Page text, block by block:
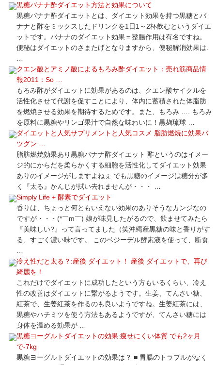
黒糖バナナ酢ダイエット方法と効果について
黒糖バナナ酢ダイエットとは、ダイエット効果を持つ黒糖とバ
ナナと酢をミックスしたドリンクを1日1～2杯飲むというダイエ
ットです。バナナのダイエット効果＝整腸作用は有名ですね。
便秘はダイエットのさまたげとなりますから、便秘解消効果は.
クエン酸とアミノ酸によるもろみ酢ダイエット：売れ筋商品情
報2011：So …
もろみ酢がダイエットに効果があるのは、クエン酸サイクルを
活性化させて代謝を促すことにより、体内に蓄積された体脂肪
を燃焼させる効果を期待するためです。また、もろみ …. もろみ
を原料に黒糖やリンゴ果汁で自然な味わいに！黒麹琉球 …
ダイエットと人気サプリメントと人気コスメ 脂肪燃焼に効果バ
ツグン …
脂肪燃焼効果あり黒糖バナナ酢ダイエット 酢というのはイメー
ジ的にからだを柔らかくする細胞を活性化してダイエット効果
ありのイメージがしますよねぇ でも黒糖のイメージは糖分が多
く『太る』かんじが拭い去れませんが・・・ …
Simply Life + 酵素でダイエット
香りは、ちょっと何ともいえない効果のありそうなカンジなの
ですが・・・(*￣m￣) 娘が味見したがるので、飲ませてみたら
『美味しい?』って言ってました（笑沖縄産黒糖の味と香りがす
る、すごく濃い味です。 このベジーデル酵素液を使って、断食
冷え性だと太る？:産後 ダイエット！ 産後 ダイエットで、再び
綺麗を！
これだけでダイエットに成功したという方もいるくらい、冷え
性の改善はダイエットに繋がるようです。生姜、てんさい糖、
紅茶で、生姜紅茶を作るのも良いようですね。生姜紅茶には、
黒糖やハチミツを使う方法もあるようですが、てんさい糖には
身体を温める効果が …
黒糖ヨーグルトダイエットの効果:痩せにくい体質 でも2ヶ月
で-7kg
黒糖ヨーグルトダイエットの効果は？ ■ 胃腸のトラブルがなく